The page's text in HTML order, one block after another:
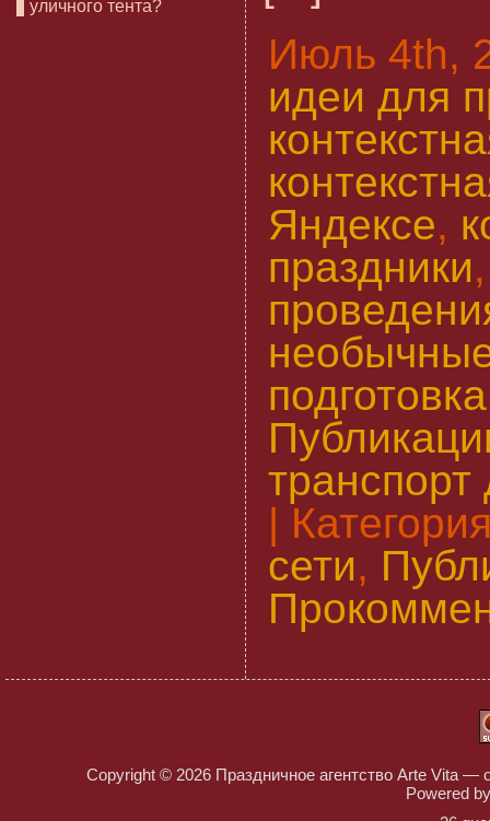
уличного тента?
Июль 4th,
идеи для
Яндексе,
праздники
транспорт
|
сети,
Copyright © 2026 Праздничное агентство Arte Vita —
Powered